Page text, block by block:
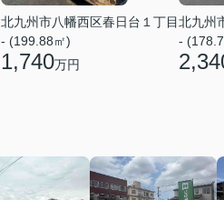
北九州市八幡西区春日台１丁目
- (199.88㎡)
1,740万円
北九州
-